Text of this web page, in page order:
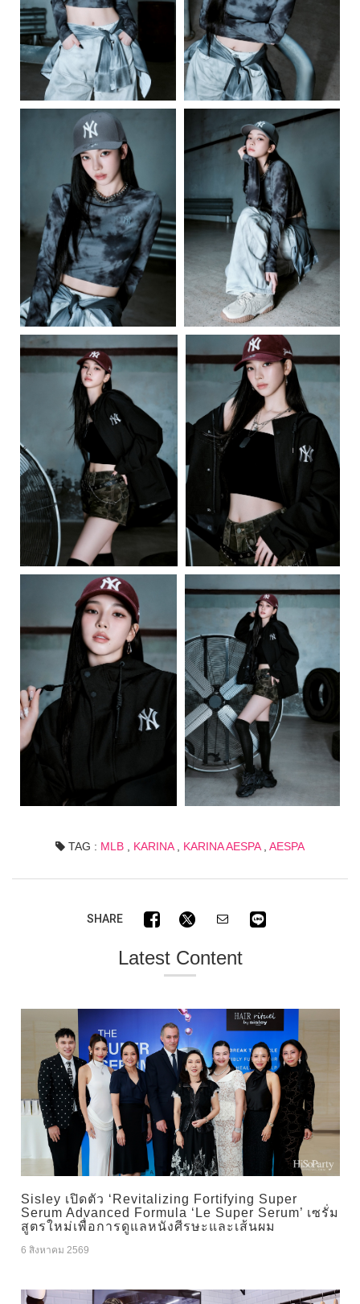
TAG : MLB KARINA, KARINA AESPA, AESPA
SHARE
Latest Content
Sisley เปิดตัว ‘Revitalizing Fortifying Super
Serum Advanced Formula ‘Le Super Serum’ เซรั่ม
สูตรใหม่เพื่อการดูแลหนังศีรษะและเส้นผม
6 สิงหาคม 2569